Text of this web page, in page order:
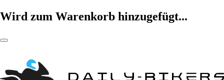
Wird zum Warenkorb hinzugefügt...